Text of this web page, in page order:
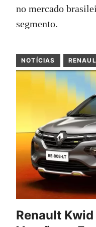
no mercado
segmento.
NOTÍCIAS
Renault